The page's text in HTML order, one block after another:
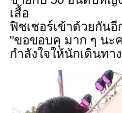
เสื้อ
ฟิชเชอร์เข้าด้วยกัน
"ขอขอบคุ มาก ๆ นะ
กำลังใจให้นักเดินท